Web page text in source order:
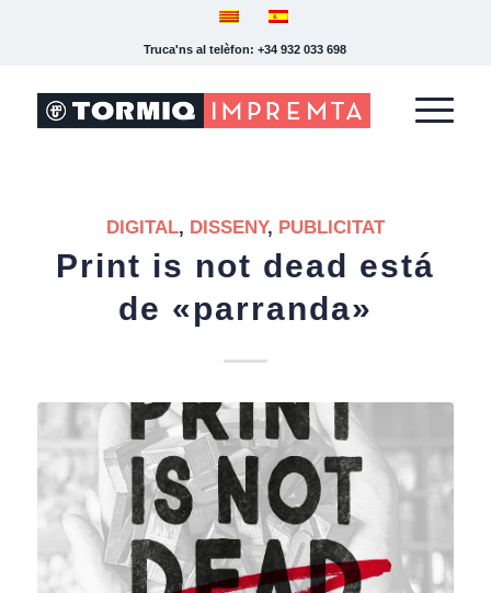
Truca'ns al telèfon: +34 932 033 698
DIGITAL, DISSENY, PUBLICITAT
Print is not dead está
de «parranda»